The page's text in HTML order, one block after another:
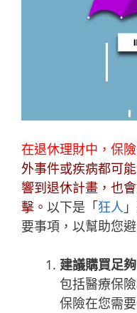
在退休理財中，保
外事件或疾病都可
響到退休計畫，也
擊。 以下是「狂人
要事項，以幫助您
建議購買足
包括醫療保
保險在您需